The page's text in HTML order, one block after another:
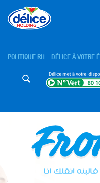
POLITIQUE RH DÉLICE À VOTRE